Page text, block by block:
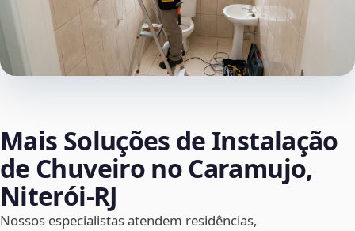
Mais Soluções de Instalação
de Chuveiro no Caramujo,
Niterói‑RJ
Nossos especialistas atendem residências,